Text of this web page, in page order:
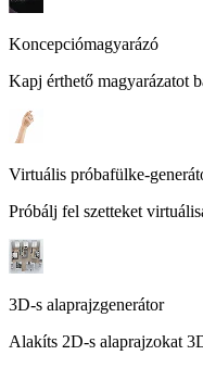
Koncepciómagyarázó
Kapj érthető magyarázatot
Virtuális próbafülke-
Próbálj fel szetteket
3D-s alaprajzgenerátor
Alakíts 2D-s alaprajzokat